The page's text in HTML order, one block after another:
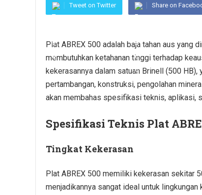
Tweet on Twitter Share on
Plat ABREX 500 adalah baja tahan aus yang
membutuhkan ketahanan tinggi terhadap
kekerasannya dalam satuan Brinell (500
pertambangan, konstruksi, pengolahan
akan membahas spesifikasi teknis, aplikasi,
Spesifikasi Teknis Plat
Tingkat Kekerasan
Plat ABREX 500 memiliki kekerasan sekitar
menjadikannya sangat ideal untuk